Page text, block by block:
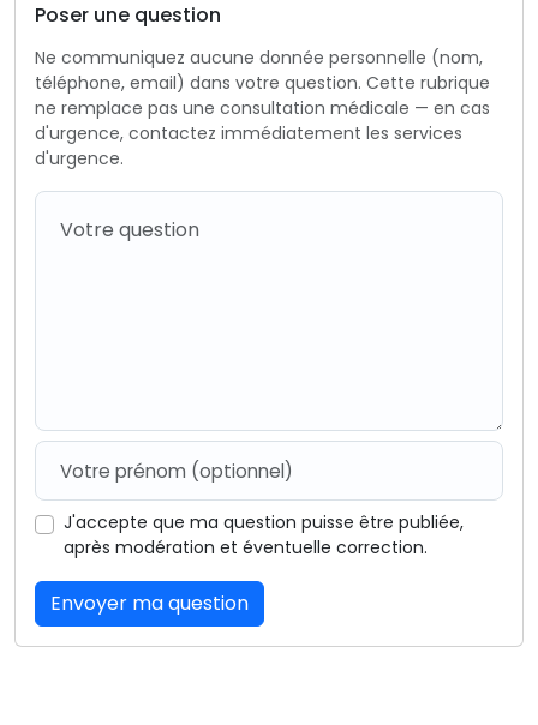
Poser une question
Ne communiquez aucune donnée personnelle (nom,
téléphone, email) dans votre question. Cette rubrique
ne remplace pas une consultation médicale — en cas
d'urgence, contactez immédiatement les services
d'urgence.
J'accepte que ma question puisse être publiée,
après modération et éventuelle correction.
Envoyer ma question